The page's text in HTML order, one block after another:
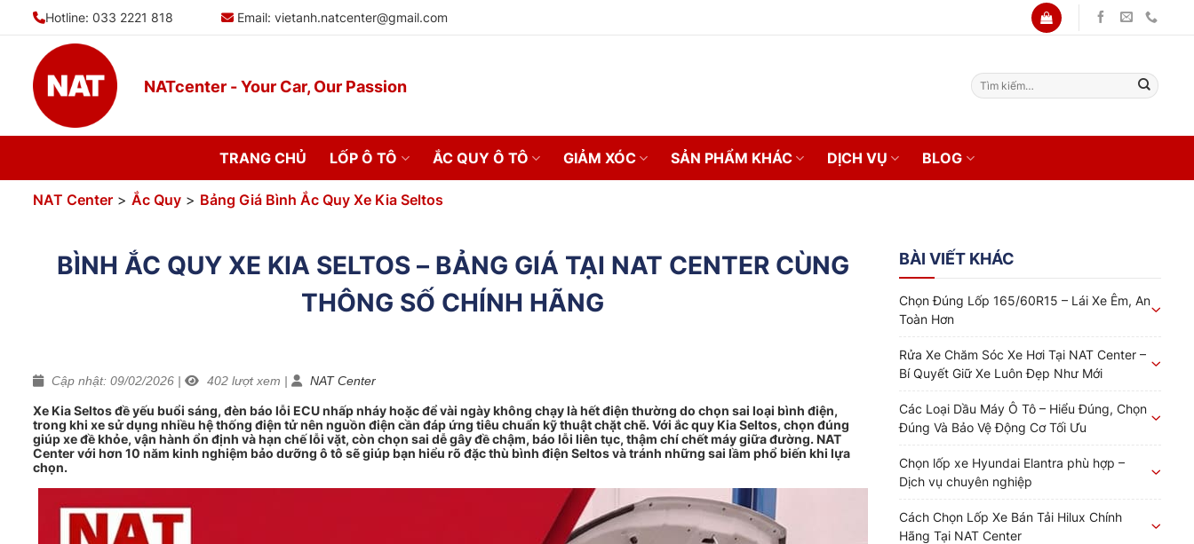
Hotline: 033 2221 818 Email: vietanh.natcenter@gmail.com
NATcenter - Your Car, Our Passion
Tìm
kiếm:
TRANG CHỦ LỐP Ô TÔ ẮC QUY Ô TÔ GIẢM XÓC SẢN PHẨM KHÁC DỊCH VỤ BLOG
NAT Center > Ắc Quy > Bảng Giá Bình Ắc Quy Xe Kia Seltos
BÌNH ẮC QUY XE KIA SELTOS – BẢNG GIÁ TẠI NAT CENTER CÙNG
THÔNG SỐ CHÍNH HÃNG
Cập nhật: 09/02/2026 | 402 lượt xem | NAT Center
Xe Kia Seltos đề yếu buổi sáng, đèn báo lỗi ECU nhấp nháy hoặc để vài ngày không chạy là hết điện thường do chọn sai loại bình điện,
trong khi xe sử dụng nhiều hệ thống điện tử nên nguồn điện cần đáp ứng tiêu chuẩn kỹ thuật chặt chẽ. Với ắc quy Kia Seltos, chọn đúng
giúp xe đề khỏe, vận hành ổn định và hạn chế lỗi vặt, còn chọn sai dễ gây đề chậm, báo lỗi liên tục, thậm chí chết máy giữa đường. NAT
Center với hơn 10 năm kinh nghiệm bảo dưỡng ô tô sẽ giúp bạn hiểu rõ đặc thù bình điện Seltos và tránh những sai lầm phổ biến khi lựa
chọn.
BÀI VIẾT KHÁC
Chọn Đúng Lốp 165/60R15 – Lái Xe Êm, An
Toàn Hơn
Rửa Xe Chăm Sóc Xe Hơi Tại NAT Center –
Bí Quyết Giữ Xe Luôn Đẹp Như Mới
Các Loại Dầu Máy Ô Tô – Hiểu Đúng, Chọn
Đúng Và Bảo Vệ Động Cơ Tối Ưu
Chọn lốp xe Hyundai Elantra phù hợp –
Dịch vụ chuyên nghiệp
Cách Chọn Lốp Xe Bán Tải Hilux Chính
Hãng Tại NAT Center